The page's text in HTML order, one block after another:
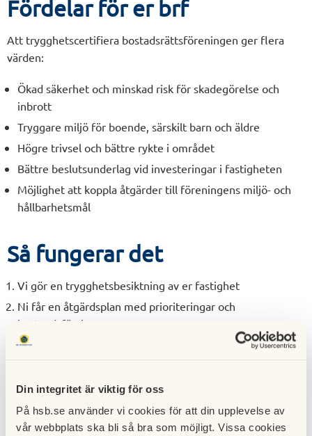
Din integritet är viktig för oss
På hsb.se använder vi cookies för att din upplevelse av
vår webbplats ska bli så bra som möjligt. Vissa cookies
Fördelar för er brf
Att trygghetscertifiera bostadsrättsföreningen ger flera
värden:
Ökad säkerhet och minskad risk för skadegörelse och
inbrott
Tryggare miljö för boende, särskilt barn och äldre
Högre trivsel och bättre rykte i området
Bättre beslutsunderlag vid investeringar i fastigheten
Möjlighet att koppla åtgärder till föreningens miljö- och
hållbarhetsmål
Så fungerar det
Vi gör en trygghetsbesiktning av er fastighet
Ni får en åtgärdsplan med prioriteringar och
kostnadsförslag
Vi vägleder er till en certifiering som uppfyller nationella
Allt dokumenteras och kan användas vid budget- och
årsmöten